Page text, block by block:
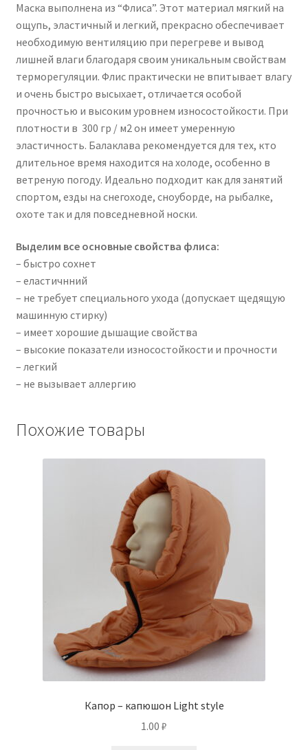
Маска выполнена из “Флиса”. Этот материал мягкий на
ощупь, эластичный и легкий, прекрасно обеспечивает
необходимую вентиляцию при перегреве и вывод
лишней влаги благодаря своим уникальным свойствам
терморегуляции. Флис практически не впитывает влагу
и очень быстро высыхает, отличается особой
прочностью и высоким уровнем износостойкости. При
плотности в 300 гр / м2 он имеет умеренную
эластичность. Балаклава рекомендуется для тех, кто
длительное время находится на холоде, особенно в
ветреную погоду. Идеально подходит как для занятий
спортом, езды на снегоходе, сноуборде, на рыбалке,
охоте так и для повседневной носки.
Выделим все основные свойства флиса:
– быстро сохнет
– еластичнний
– не требует специального ухода (допускает щедящую
машинную стирку)
– имеет хорошие дышащие свойства
– высокие показатели износостойкости и прочности
– легкий
– не вызывает аллергию
Похожие товары
Капор – капюшон Light style
1.00 ₽